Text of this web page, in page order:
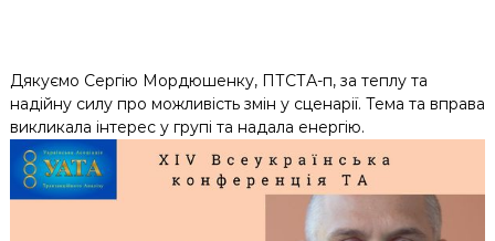
Дякуємо Сергію Мордюшенку, ПТСТА-п, за теплу та
надійну силу про можливість змін у сценарії. Тема та вправа
викликала інтерес у групі та надала енергію.